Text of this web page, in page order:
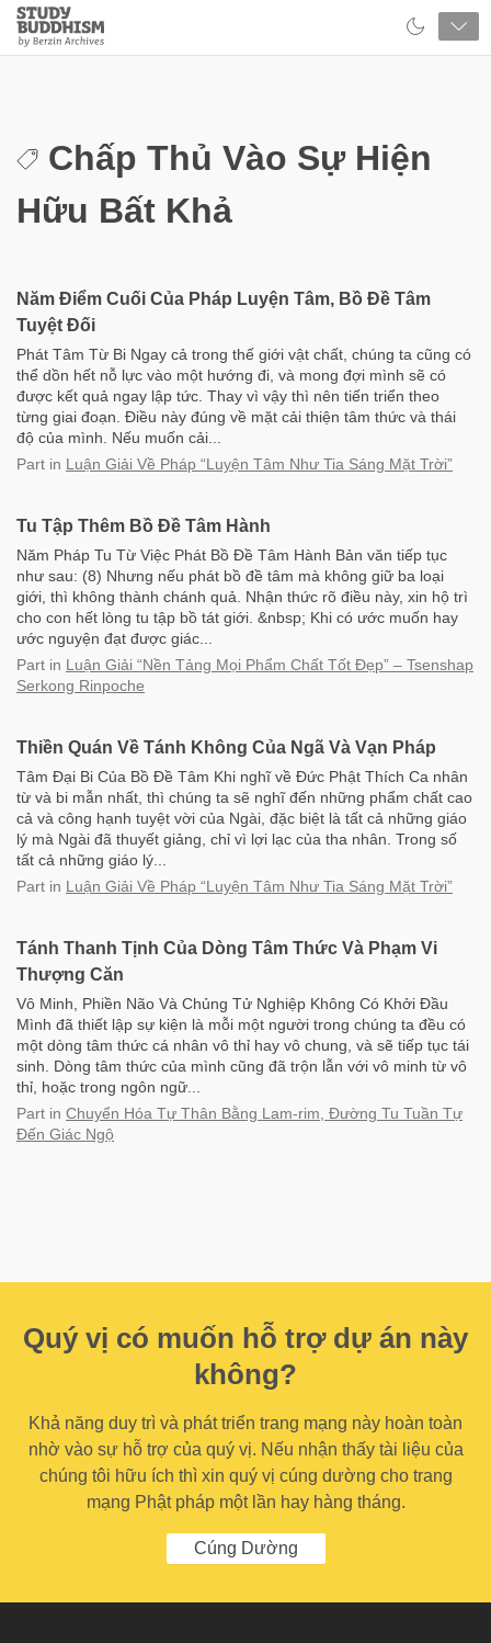
Close
Study
Buddhism
Chấp Thủ Vào Sự Hiện
Hữu Bất Khả
Năm Điểm Cuối Của Pháp Luyện Tâm, Bồ Đề Tâm
Tuyệt Đối
Phát Tâm Từ Bi Ngay cả trong thế giới vật chất, chúng ta cũng có
thể dồn hết nỗ lực vào một hướng đi, và mong đợi mình sẽ có
được kết quả ngay lập tức. Thay vì vậy thì nên tiến triển theo
từng giai đoạn. Điều này đúng về mặt cải thiện tâm thức và thái
độ của mình. Nếu muốn cải...
Part in Luận Giải Về Pháp “Luyện Tâm Như Tia Sáng Mặt Trời”
Tu Tập Thêm Bồ Đề Tâm Hành
Năm Pháp Tu Từ Việc Phát Bồ Đề Tâm Hành Bản văn tiếp tục
như sau: (8) Nhưng nếu phát bồ đề tâm mà không giữ ba loại
giới, thì không thành chánh quả. Nhận thức rõ điều này, xin hộ trì
cho con hết lòng tu tập bồ tát giới. &nbsp; Khi có ước muốn hay
ước nguyện đạt được giác...
Part in Luận Giải “Nền Tảng Mọi Phẩm Chất Tốt Đẹp” – Tsenshap
Serkong Rinpoche
Thiền Quán Về Tánh Không Của Ngã Và Vạn Pháp
Tâm Đại Bi Của Bồ Đề Tâm Khi nghĩ về Đức Phật Thích Ca nhân
từ và bi mẫn nhất, thì chúng ta sẽ nghĩ đến những phẩm chất cao
cả và công hạnh tuyệt vời của Ngài, đặc biệt là tất cả những giáo
lý mà Ngài đã thuyết giảng, chỉ vì lợi lạc của tha nhân. Trong số
tất cả những giáo lý...
Part in Luận Giải Về Pháp “Luyện Tâm Như Tia Sáng Mặt Trời”
Tánh Thanh Tịnh Của Dòng Tâm Thức Và Phạm Vi
Thượng Căn
Vô Minh, Phiền Não Và Chủng Tử Nghiệp Không Có Khởi Đầu
Mình đã thiết lập sự kiện là mỗi một người trong chúng ta đều có
một dòng tâm thức cá nhân vô thỉ hay vô chung, và sẽ tiếp tục tái
sinh. Dòng tâm thức của mình cũng đã trộn lẫn với vô minh từ vô
thỉ, hoặc trong ngôn ngữ...
Part in Chuyển Hóa Tự Thân Bằng Lam-rim, Đường Tu Tuần Tự
Đến Giác Ngộ
Quý vị có muốn hỗ trợ dự án này
không?
Khả năng duy trì và phát triển trang mạng này hoàn toàn
nhờ vào sự hỗ trợ của quý vị. Nếu nhận thấy tài liệu của
chúng tôi hữu ích thì xin quý vị cúng dường cho trang
mạng Phật pháp một lần hay hàng tháng.
Cúng Dường